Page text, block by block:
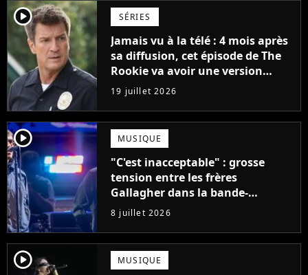
player2 SÉRIES
Jamais vu à la télé : 4 mois après
sa diffusion, cet épisode de The
Rookie va avoir une version
longue en streaming
19 juillet 2026
player2 MUSIQUE
"C'est inacceptable" : grosse
tension entre les frères
Gallagher dans la bande-
annonce du documentaire sur
Oasis
8 juillet 2026
player2 MUSIQUE